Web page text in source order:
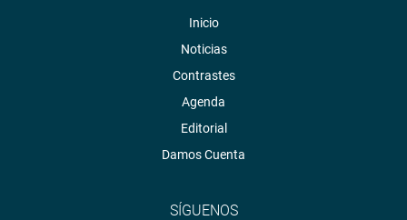
Inicio
Noticias
Contrastes
Agenda
Editorial
Damos Cuenta
SÍGUENOS